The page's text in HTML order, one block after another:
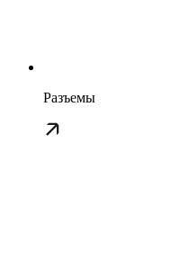
Разъемы